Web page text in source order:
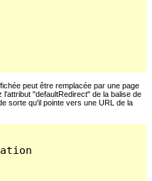
peut être remplacée par une page
"defaultRedirect" de la balise de
sorte qu'il pointe vers une URL de la